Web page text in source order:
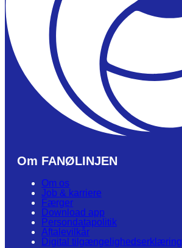
Om FANØLINJEN
Om os
Job & karriere
Færger
Download app
Persondatapolitik
Aftalevilkår
Digital tilgængelighedserklæring